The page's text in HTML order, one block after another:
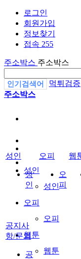
로그인
회원가입
정보찾기
접속 255
주소박스 주소박스
인기검색어 먹튀검증
주소박스
성인
성인
오피
오피
웹툰
웹툰
성인
성
인
오피
오
피
웹
공지사
항/문의
공